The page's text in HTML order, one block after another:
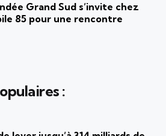
Grand Sud s’invite chez
85 pour une rencontre
: